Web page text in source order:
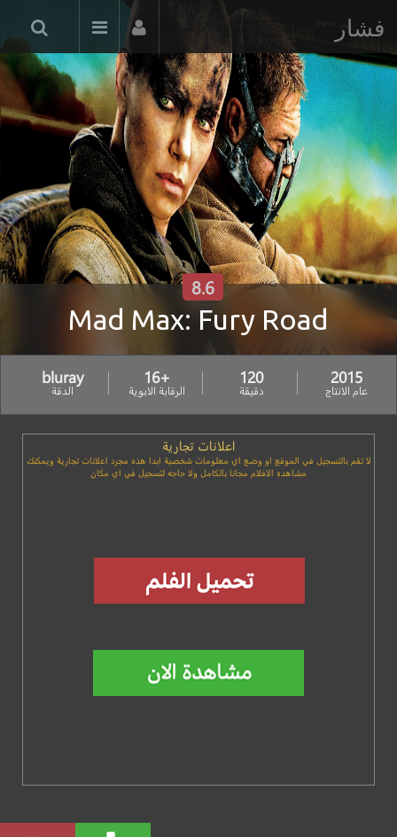
فشار
Mad Max: Fury Road
8.6
2015
عام الانتاج
120
دقيقة
+16
الرقابة الابوية
bluray
الدقة
اعلانات تجارية
لا تقم بالتسجيل في الموقع او وضع اي معلومات شخصية ابدا هذه مجرد اعلانات تجارية ويمكنك
مشاهده الافلام مجانا بالكامل ولا حاجه لتسجيل في اي مكان